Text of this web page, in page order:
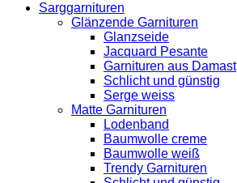
Sarggarnituren
Glänzende Garnituren
Glanzseide
Jacquard Pesante
Garnituren aus Damast
Schlicht und günstig
Serge weiss
Matte Garnituren
Lodenband
Baumwolle creme
Baumwolle weiß
Trendy Garnituren